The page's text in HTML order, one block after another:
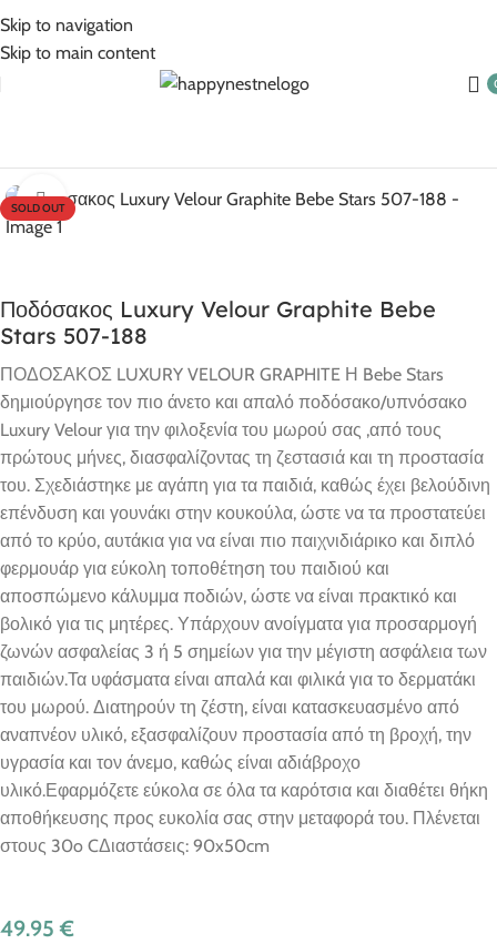
Skip to navigation
Skip to main content
SOLD OUTClick to enlarge
Ποδόσακος Luxury Velour Graphite Bebe
Stars 507-188
ΠΟΔΟΣΑΚΟΣ LUXURY VELOUR GRAPHITE Η Bebe Stars
δημιούργησε τον πιο άνετο και απαλό ποδόσακο/υπνόσακο
Luxury Velour για την φιλοξενία του μωρού σας ,από τους
πρώτους μήνες, διασφαλίζοντας τη ζεστασιά και τη προστασία
του. Σχεδιάστηκε με αγάπη για τα παιδιά, καθώς έχει βελούδινη
επένδυση και γουνάκι στην κουκούλα, ώστε να τα προστατεύει
από το κρύο, αυτάκια για να είναι πιο παιχνιδιάρικο και διπλό
φερμουάρ για εύκολη τοποθέτηση του παιδιού και
αποσπώμενο κάλυμμα ποδιών, ώστε να είναι πρακτικό και
βολικό για τις μητέρες. Υπάρχουν ανοίγματα για προσαρμογή
ζωνών ασφαλείας 3 ή 5 σημείων για την μέγιστη ασφάλεια των
παιδιών.Τα υφάσματα είναι απαλά και φιλικά για το δερματάκι
του μωρού. Διατηρούν τη ζέστη, είναι κατασκευασμένο από
αναπνέον υλικό, εξασφαλίζουν προστασία από τη βροχή, την
υγρασία και τον άνεμο, καθώς είναι αδιάβροχο
υλικό.Εφαρμόζετε εύκολα σε όλα τα καρότσια και διαθέτει θήκη
αποθήκευσης προς ευκολία σας στην μεταφορά του. Πλένεται
στους 30o CΔιαστάσεις: 90x50cm
49.95€
5% Επιπλέον έκπτωση για πληρωμές με κάρτα!